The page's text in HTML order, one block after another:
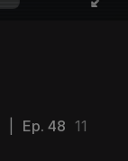
Ep. 48 11